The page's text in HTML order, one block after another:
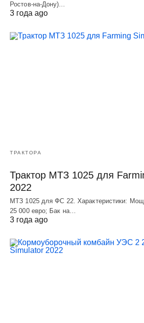
Ростов-на-Дону)…
3 года ago
ТРАКТОРА
Трактор МТЗ 1025 для
2022
МТЗ 1025 для ФС 22. Характеристики:
25 000 евро; Бак на…
3 года ago